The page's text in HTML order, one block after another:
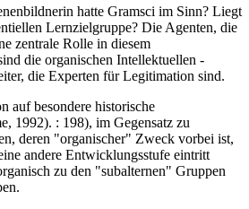
hatte Gramsci im Sinn? Liegt
Lernzielgruppe? Die Agenten, die
zentrale Rolle in diesem
die organischen Intellektuellen -
die Experten für Legitimation sind.
auf besondere historische
1992). : 198), im Gegensatz zu
deren "organischer" Zweck vorbei ist,
andere Entwicklungsstufe eintritt
zu den "subalternen" Gruppen